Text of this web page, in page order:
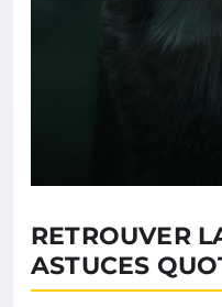
RETROUVER
ASTUCES